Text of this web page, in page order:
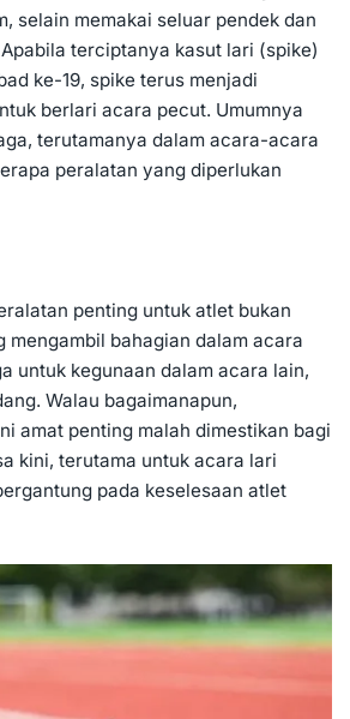
selain memakai seluar pendek dan
terciptanya kasut lari (spike)
ke-19, spike terus menjadi
berlari acara pecut. Umumnya
terutamanya dalam acara-acara
peralatan yang diperlukan
penting untuk atlet bukan
mengambil bahagian dalam acara
untuk kegunaan dalam acara lain,
Walau bagaimanapun,
amat penting malah dimestikan bagi
kini, terutama untuk acara lari
pada keselesaan atlet